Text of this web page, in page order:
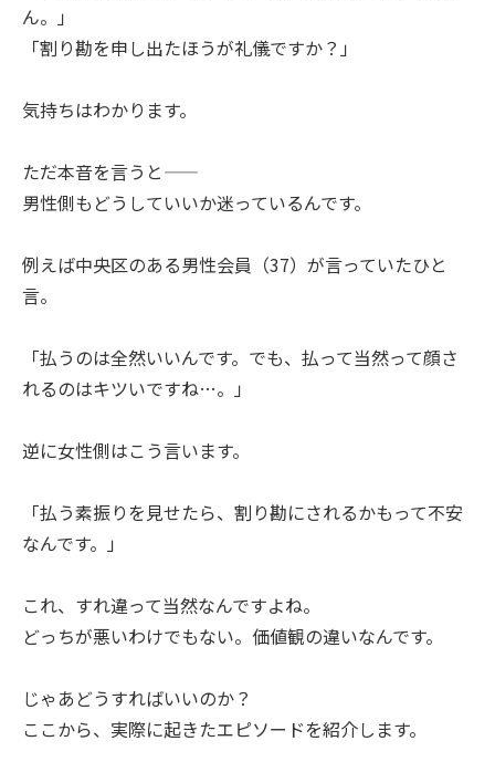
ん。」
「割り勘を申し出たほうが礼儀ですか？」
気持ちはわかります。
ただ本音を言うと――
男性側もどうしていいか迷っているんです。
例えば中央区のある男性会員（37）が言っていたひと
言。
「払うのは全然いいんです。でも、払って当然って顔さ
れるのはキツいですね…。」
逆に女性側はこう言います。
「払う素振りを見せたら、割り勘にされるかもって不安
なんです。」
これ、すれ違って当然なんですよね。
どっちが悪いわけでもない。価値観の違いなんです。
じゃあどうすればいいのか？
ここから、実際に起きたエピソードを紹介します。